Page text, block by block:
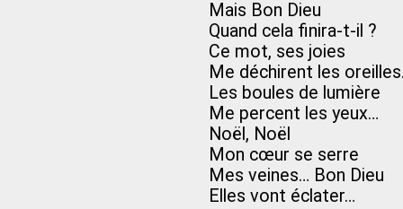
Mais Bon Dieu
Quand cela finira-t-il ?
Ce mot, ses joies
Me déchirent les
Les boules de lumière
Me percent les yeux…
Noël, Noël
Mon cœur se serre
Mes veines… Bon Dieu
Elles vont éclater…